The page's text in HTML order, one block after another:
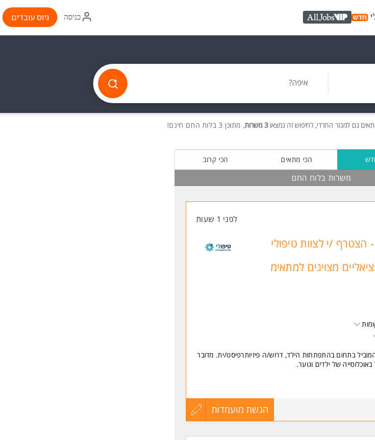
AllJobs VIP
איקון
התחברות
כניסה גיוס עובדים
איפה?
גם למגזר החרדי, לחיפוש זה נמצאו3 משרות , מתוכן 3 בלוח החם חינם!
הכי מתאים הכי קרוב
משרות בלוח החם
לפני 1 שעות
הצטרף /י לצוות טיפולי
מצוינים למתאימ
בתחום בהתפתחות הילד, דרוש/ה פיזיותרפיסט/ית. מדובר
של ילדים ונוער.
להתפתחות הילד וסניפי קופה.
הגשת מועמדות
עדכון